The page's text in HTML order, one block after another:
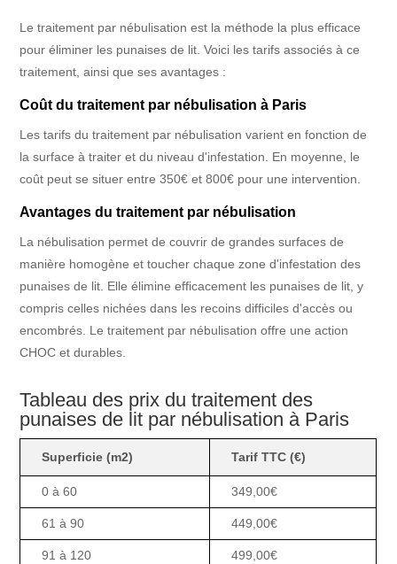
Le traitement par nébulisation est la méthode la plus efficace
pour éliminer les punaises de lit. Voici les tarifs associés à ce
traitement, ainsi que ses avantages :
Coût du traitement par nébulisation à Paris
Les tarifs du traitement par nébulisation varient en fonction de
la surface à traiter et du niveau d'infestation. En moyenne, le
coût peut se situer entre 350€ et 800€ pour une intervention.
Avantages du traitement par nébulisation
La nébulisation permet de couvrir de grandes surfaces de
manière homogène et toucher chaque zone d'infestation des
punaises de lit. Elle élimine efficacement les punaises de lit, y
compris celles nichées dans les recoins difficiles d'accès ou
encombrés. Le traitement par nébulisation offre une action
CHOC et durables.
Tableau des prix du traitement des
punaises de lit par nébulisation à Paris
Superficie (m2) Tarif TTC (€)
0 à 60 349,00€
61 à 90 449,00€
91 à 120 499,00€